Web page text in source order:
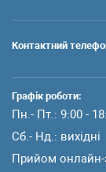
Контактний
Графік роботи:
Пн.- Пт.: 9:00 -
Сб.- Нд.: вихідні
Прийом